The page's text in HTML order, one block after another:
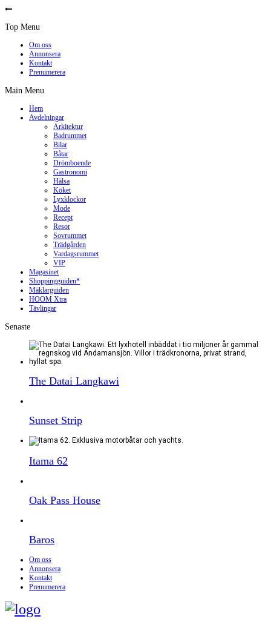
Top Menu
Om oss
Annonsera
Kontakt
Prenumerera
Main Menu
Hem
Avdelningar
Arkitektur
Badrummet
Bilar
Båtar
Drömboende
Gastronomi
Hälsa
Köket
Lyxklockor
Mode
Recept
Resor
Sovrummet
Trädgården
Vardagsrummet
VIP
Magasinet
Shoppingguiden*
Mäklarguiden
HOOM Xtra
Tävlingar
Senaste
The Datai Langkawi
Sunset Strip
Itama 62
Oak Pass House
Baros
Om oss
Annonsera
Kontakt
Prenumerera